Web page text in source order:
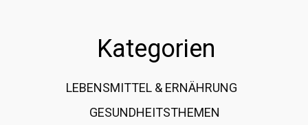
Kategorien
LEBENSMITTEL & ERNÄHRUNG
GESUNDHEITSTHEMEN